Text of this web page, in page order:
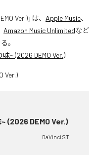
Ver.)」は、 Apple Music、
Amazon Music Unlimitedなど
。
~ (2026 DEMO Ver.)
(2026 DEMO Ver.)
DaVinci ST